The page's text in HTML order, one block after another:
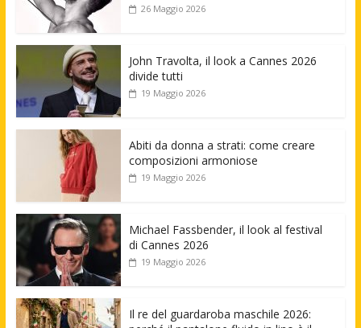
26 Maggio 2026
John Travolta, il look a Cannes 2026
divide tutti
19 Maggio 2026
Abiti da donna a strati: come creare
composizioni armoniose
19 Maggio 2026
Michael Fassbender, il look al festival
di Cannes 2026
19 Maggio 2026
Il re del guardaroba maschile 2026: